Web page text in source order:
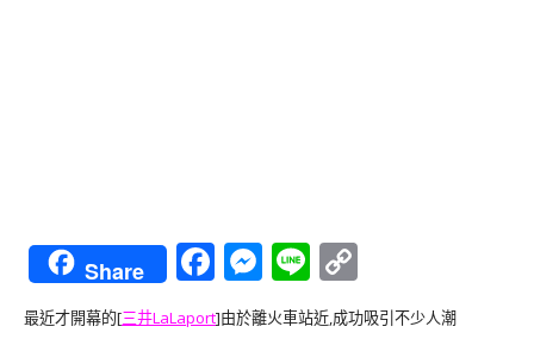
Share Facebook
Messenger
Line
Link
最近才開幕的[三井LaLaport]由於離火車站近,成功吸引不少人潮